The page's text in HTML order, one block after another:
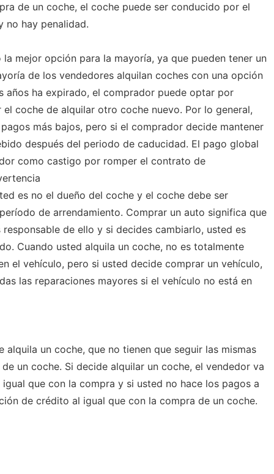
de un coche, el coche puede ser conducido por el
no hay penalidad.
mejor opción para la mayoría, ya que pueden tener un
de los vendedores alquilan coches con una opción
años ha expirado, el comprador puede optar por
coche de alquilar otro coche nuevo. Por lo general,
más bajos, pero si el comprador decide mantener
después del periodo de caducidad. El pago global
como castigo por romper el contrato de
es no el dueño del coche y el coche debe ser
de arrendamiento. Comprar un auto significa que
de ello y si decides cambiarlo, usted es
Cuando usted alquila un coche, no es totalmente
el vehículo, pero si usted decide comprar un vehículo,
las reparaciones mayores si el vehículo no está en
alquila un coche, que no tienen que seguir las mismas
un coche. Si decide alquilar un coche, el vendedor va
que con la compra y si usted no hace los pagos a
de crédito al igual que con la compra de un coche.